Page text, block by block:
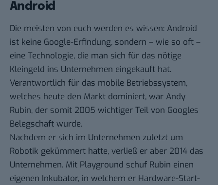
Android
Die meisten von euch werden es wissen: Android
ist keine Google-Erfindung, sondern – wie so oft –
eine Technologie, die man sich für das nötige
Kleingeld ins Unternehmen eingekauft hat.
Verantwortlich für das mobile Betriebssystem,
welches heute den Markt dominiert, war Andy
Rubin, der somit 2005 wichtiger Teil von Googles
Belegschaft wurde.
Nachdem er sich im Unternehmen zuletzt um
Robotik gekümmert hatte, verließ er aber 2014 das
Unternehmen. Mit Playground schuf Rubin einen
eigenen Inkubator, in welchem er Hardware-Start-